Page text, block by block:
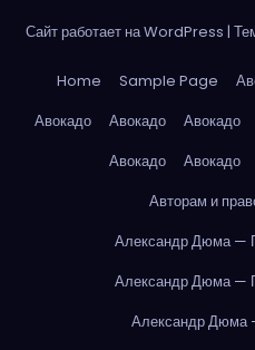
Сайт работает на WordPress |
Home Sample Page
Авокадо
Авокадо Авокадо
Авокадо
Авокадо
Авторам и
Александр Дюма —
Александр Дюма —
Александр Дюма